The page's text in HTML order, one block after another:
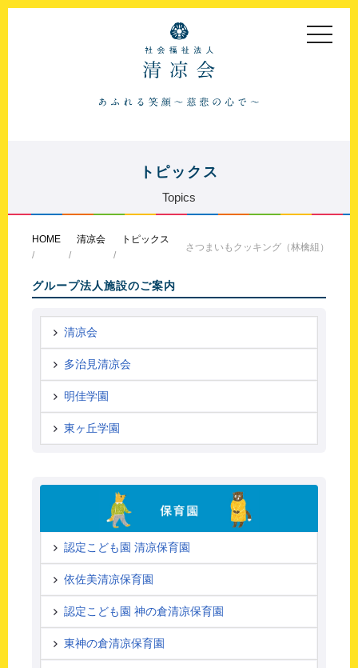
toggle
トピックス
Topics
HOME 清凉会 トピックス
さつまいもクッキング（林檎組）
グループ法人施設のご案内
清凉会
多治見清凉会
明佳学園
東ヶ丘学園
認定こども園 清凉保育園
依佐美清凉保育園
認定こども園 神の倉清凉保育園
東神の倉清凉保育園